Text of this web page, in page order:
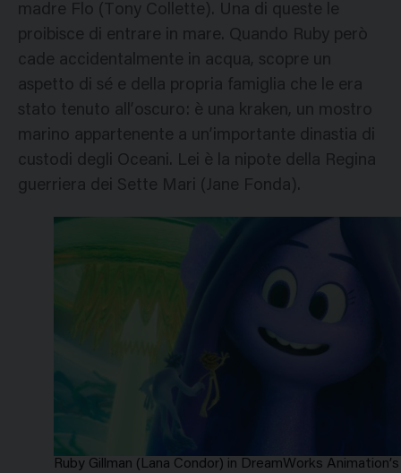
madre Flo (Tony Collette). Una di queste le
proibisce di entrare in mare. Quando Ruby però
cade accidentalmente in acqua, scopre un
aspetto di sé e della propria famiglia che le era
stato tenuto all’oscuro: è una kraken, un mostro
marino appartenente a un’importante dinastia di
custodi degli Oceani. Lei è la nipote della Regina
guerriera dei Sette Mari (Jane Fonda).
Ruby Gillman (Lana Condor) in DreamWorks